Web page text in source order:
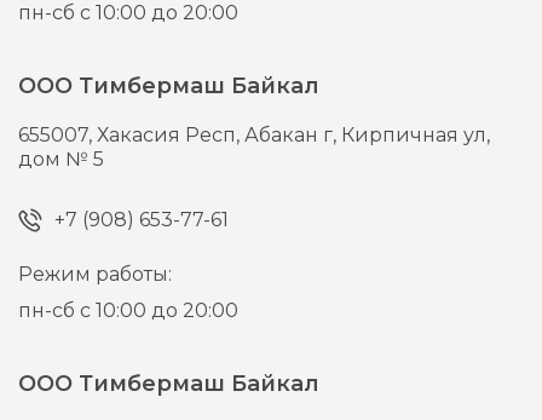
пн-сб с 10:00 до 20:00
ООО Тимбермаш Байкал
655007,Хакасия Респ, Абакан г, Кирпичная ул,
дом № 5
+7 (908) 653-77-61
Режим работы:
пн-сб с 10:00 до 20:00
ООО Тимбермаш Байкал